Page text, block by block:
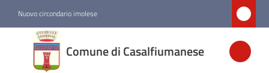
Nuovo circondario imolese
Comune di Casalfiumanese
Comune di
Casalfiumanese